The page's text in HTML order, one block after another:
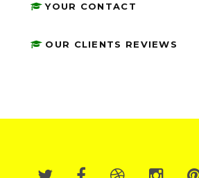
YOUR CONTACT
OUR CLIENTS REVIEWS